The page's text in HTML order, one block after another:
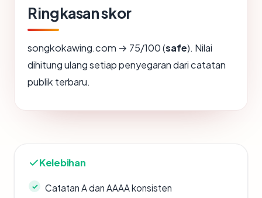
Ringkasan skor
songkokawing.com → 75/100 (safe). Nilai
dihitung ulang setiap penyegaran dari catatan
publik terbaru.
Kelebihan
Catatan A dan AAAA konsisten